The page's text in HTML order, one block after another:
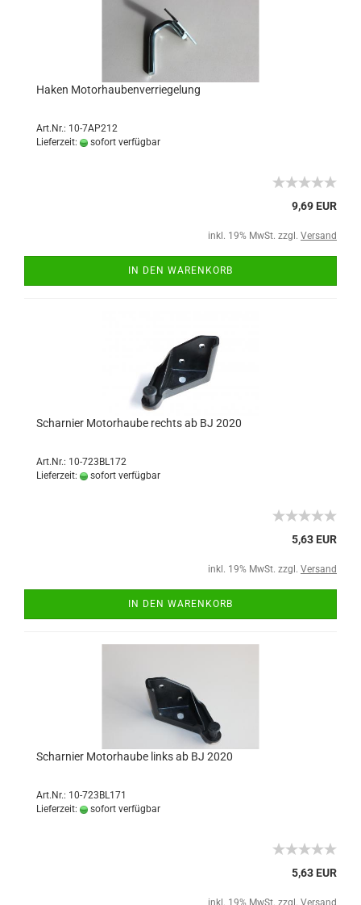
Haken Motorhaubenverriegelung
Art.Nr.: 10-7AP212
Lieferzeit:
sofort verfügbar
9,69 EUR
inkl. 19% MwSt. zzgl. Versand
IN DEN WARENKORB
Scharnier Motorhaube rechts ab BJ 2020
Art.Nr.: 10-723BL172
Lieferzeit:
sofort verfügbar
5,63 EUR
inkl. 19% MwSt. zzgl. Versand
IN DEN WARENKORB
Scharnier Motorhaube links ab BJ 2020
Art.Nr.: 10-723BL171
Lieferzeit:
sofort verfügbar
5,63 EUR
inkl. 19% MwSt. zzgl. Versand